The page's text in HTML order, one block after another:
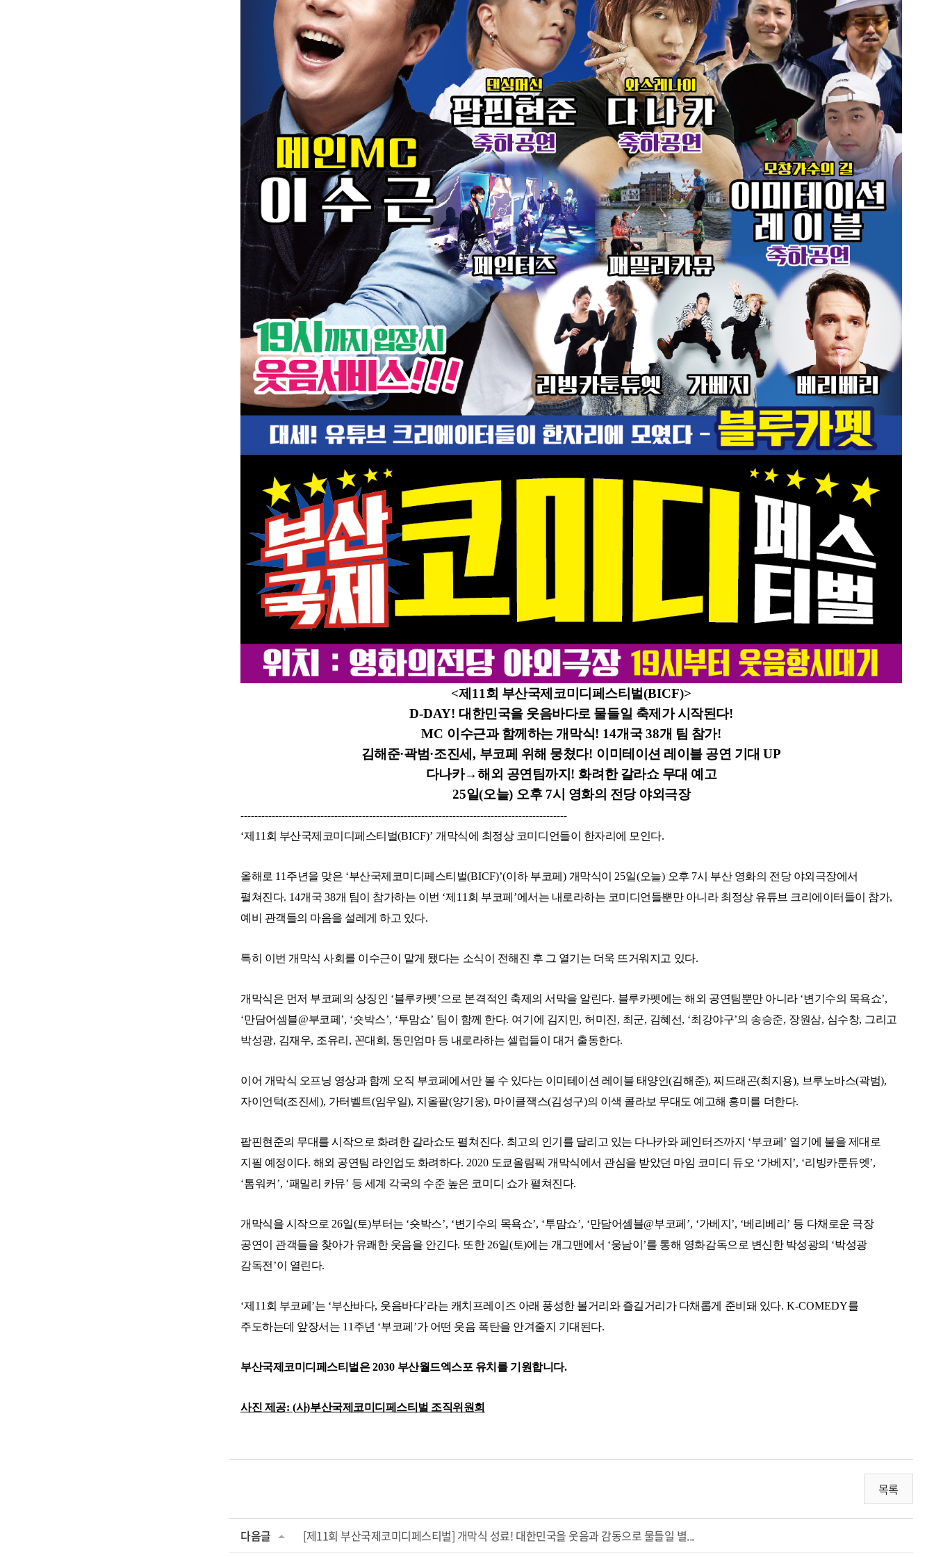
<제 11회 부산국제코미디페스티벌(BICF)>
D-DAY! 대한민국을 웃음바다로 물들일 축제가 시작된다!
MC 이수근과 함께하는 개막식! 14개국38개 팀 참가!
김해준·곽범·조진세 , 부코페 위해 뭉쳤다! 이미테이션 레이블 공연 기대UP
다나카→해외 공연팀까지 ! 화려한 갈라쇼 무대 예고
25일(오늘) 오후 7시 영화의 전당 야외극장
----------------------------------------------------------------------------------------------
‘제 11 회 부산국제코미디페스티벌(BICF)’개막식에 최정상 코미디언들이 한자리에 모인다.
올해로 11 주년을 맞은 ‘부산국제코미디페스티벌(BICF)’(이하 부코페 ) 개막식이 25일(오늘) 오후 7시 부산 영화의 전당 야외극장에서
펼쳐진다. 14개국 38개 팀이 참가하는 이번 ‘제 11 회 부코페 ’에서는 내로라하는 코미디언들뿐만 아니라 최정상 유튜브 크리에이터들이 참가,
예비 관객들의 마음을 설레게 하고 있다.
특히 이번 개막식 사회를 이수근이 맡게 됐다는 소식이 전해진 후 그 열기는 더욱 뜨거워지고 있다.
개막식은 먼저 부코페의 상징인 ‘블루카펫’으로 본격적인 축제의 서막을 알린다. 블루카펫에는 해외 공연팀뿐만 아니라 ‘변기수의 목욕쇼’,
‘만담어셈블@부코페 ’, ‘숏박스’, ‘투맘쇼’ 팀이 함께 한다. 여기에 김지민,허미진, 최군, 김혜선, ‘최강야구’의 송승준, 장원삼, 심수창, 그리고
박성광, 김재우, 조유리 , 꼰대희 , 동민엄마 등 내로라하는 셀럽들이 대거 출동한다.
이어 개막식 오프닝 영상과 함께 오직 부코페에서만 볼 수 있다는 이미테이션 레이블 태양인(김해준),찌드래곤(최지용), 브루노바스(곽범),
자이언턱(조진세 ), 가터벨트(임우일), 지올팥(양기웅), 마이클잭스(김성구)의 이색 콜라보 무대도 예고해 흥미를 더한다.
팝핀현준의 무대를 시작으로 화려한 갈라쇼도 펼쳐진다. 최고의 인기를 달리고 있는 다나카와 페인터즈까지 ‘부코페 ’ 열기에 불을 제대로
지필 예정이다. 해외 공연팀 라인업도 화려하다. 2020 도쿄올림픽 개막식에서 관심을 받았던 마임 코미디 듀오 ‘가베지 ’, ‘리빙카툰듀엣’,
‘톰워커 ’, ‘패밀리 카뮤’ 등 세계 각국의 수준 높은 코미디 쇼가 펼쳐진다.
개막식을 시작으로 26일(토)부터는 ‘숏박스’, ‘변기수의 목욕쇼’, ‘투맘쇼’, ‘만담어셈블@부코페 ’, ‘가베지 ’, ‘베리베리 ’ 등 다채로운 극장
공연이 관객들을 찾아가 유쾌한 웃음을 안긴다. 또한 26일(토)에는 개그맨에서 ‘웅남이 ’를 통해 영화감독으로 변신한 박성광의 ‘박성광
감독전 ’이 열린다.
‘제 11 회 부코페 ’는 ‘부산바다, 웃음바다’라는 캐치프레이즈 아래 풍성한 볼거리와 즐길거리가 다채롭게 준비돼 있다. K-COMEDY를
주도하는데 앞장서는 11 주년 ‘부코페 ’가 어떤 웃음 폭탄을 안겨줄지 기대된다.
부산국제코미디페스티벌은2030 부산월드엑스포 유치를 기원합니다.
사진 제공: (사)부산국제코미디페스티벌 조직위원회
목록
다음글 [제11회 부산국제코미디페스티벌] 개막식 성료! 대한민국을 웃음과 감동으로 물들일 별...